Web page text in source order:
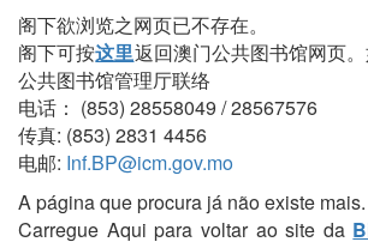
阁下欲浏览之网页已不存在。
阁下可按这里返回澳门公共图书馆网页
公共图书馆管理厅联络
电话： (853) 28558049 / 28567576
传真: (853) 2831 4456
电邮: Inf.BP@icm.gov.mo
A página que procura já não existe mais.
Carregue Aqui para voltar ao site da